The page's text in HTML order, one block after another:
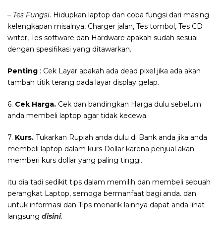
– Tes Fungsi. Hidupkan laptop dan coba fungsi dari masing
kelengkapan misalnya, Charger jalan, Tes tombol, Tes CD
writer, Tes software dan Hardware apakah sudah sesuai
dengan spesifikasi yang ditawarkan.
Penting : Cek Layar apakah ada dead pixel jika ada akan
tambah titik terang pada layar display gelap.
6. Cek Harga. Cek dan bandingkan Harga dulu sebelum
anda membeli laptop agar tidak kecewa.
7. Kurs. Tukarkan Rupiah anda dulu di Bank anda jika anda
membeli laptop dalam kurs Dollar karena penjual akan
memberi kurs dollar yang paling tinggi.
itu dia tadi sedikit tips dalam memilih dan membeli sebuah
perangkat Laptop, semoga bermanfaat bagi anda. dan
untuk informasi dan Tips menarik lainnya dapat anda lihat
langsung disini.